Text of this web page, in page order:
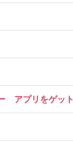
アプリをゲット